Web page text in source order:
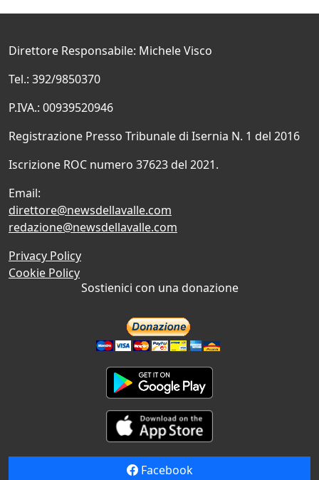
Direttore Responsabile: Michele Visco
Tel.: 392/9850370
P.IVA.: 00939520946
Registrazione Presso Tribunale di Isernia N. 1 del 2016
Iscrizione ROC numero 37623 del 2021.
Email:
direttore@newsdellavalle.com
redazione@newsdellavalle.com
Privacy Policy
Cookie Policy
Sostienici con una donazione
Facebook